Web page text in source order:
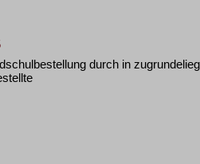
durch in